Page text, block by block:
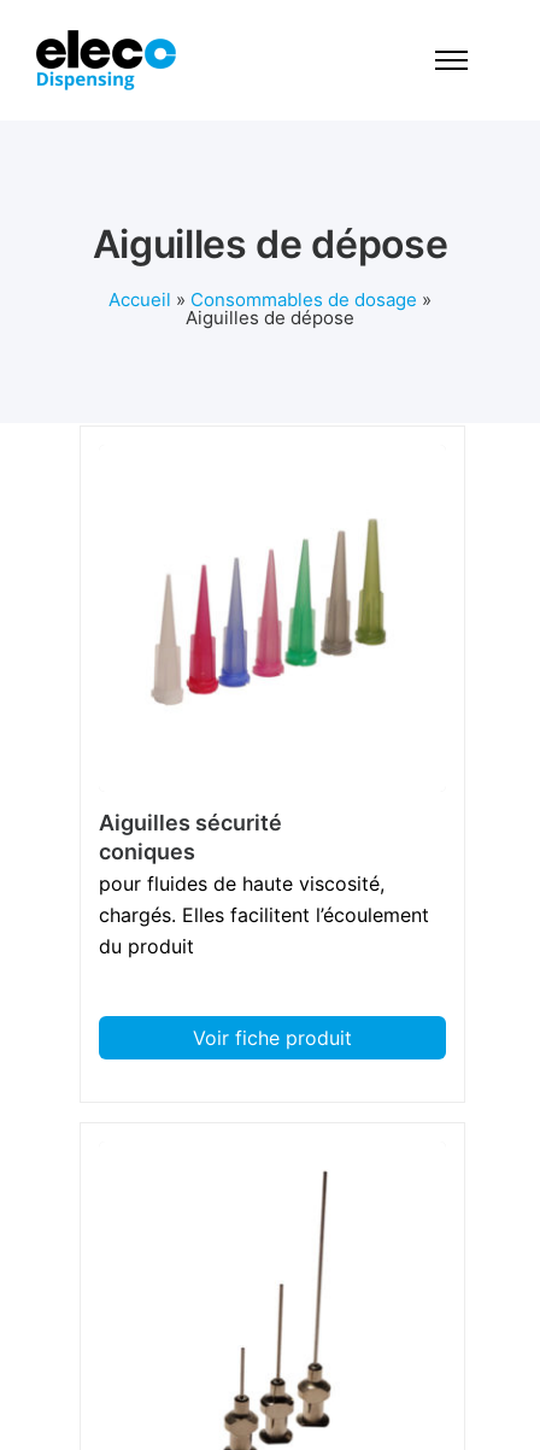
Aiguilles de dépose
Accueil » Consommables de dosage »
Aiguilles de dépose
Aiguilles sécurité
coniques
pour fluides de haute viscosité,
chargés. Elles facilitent l’écoulement
du produit
Voir fiche produit